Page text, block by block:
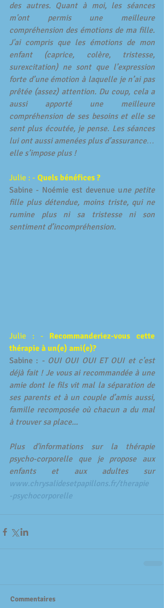
des autres. Quant à moi, les séances
m'ont permis une meilleure
compréhension des émotions de ma fille.
J'ai compris que les émotions de mon
enfant (caprice, colère, tristesse,
surexcitation) ne sont que l’expression
forte d’une émotion à laquelle je n’ai pas
prêtée (assez) attention. Du coup, cela a
aussi apporté une meilleure
compréhension de ses besoins et elle se
sent plus écoutée, je pense. Les séances
lui ont aussi amenées plus d’assurance…
elle s’impose plus !
Julie : - Quels bénéfices ?
Sabine - Noémie est devenue une petite
fille plus détendue, moins triste, qui ne
rumine plus ni sa tristesse ni son
sentiment d’incompréhension.
Julie : - Recommanderiez-vous cette
thérapie à un(e) ami(e)?
Sabine : - OUI OUI OUI ET OUI et c'est
déjà fait ! Je vous ai recommandée à une
amie dont le fils vit mal la séparation de
ses parents et à un couple d’amis aussi,
famille recomposée où chacun a du mal
à trouver sa place...
Plus d'informations sur la thérapie
psycho-corporelle que je propose aux
enfants et aux adultes sur
www.chrysalidesetpapillons.fr/therapie
-psychocorporelle
Commentaires